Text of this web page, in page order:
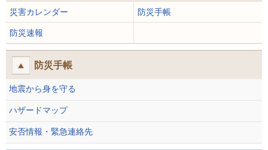
災害カレンダー
防災手帳
防災速報
防災手帳
地震から身を守る
ハザードマップ
安否情報・緊急連絡先